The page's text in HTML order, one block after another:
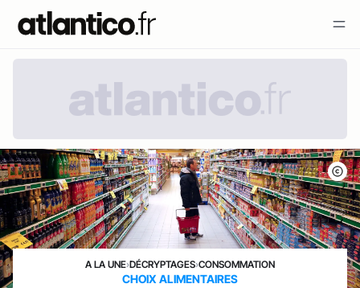
A LA UNE›DÉCRYPTAGES›CONSOMMATION
CHOIX ALIMENTAIRES